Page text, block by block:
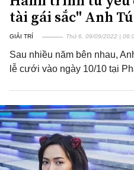
tài gái sắc" Anh
GIẢI TRÍ Thứ 6, 09/09/2022 |
Sau nhiều năm bên nhau,
lễ cưới vào ngày 10/10 tại